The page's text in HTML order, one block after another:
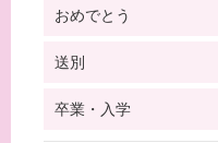
おめでとう
送別
卒業・入学